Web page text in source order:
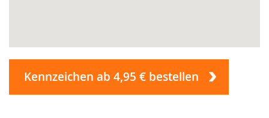
Kennzeichen ab 4,95 € bestellen